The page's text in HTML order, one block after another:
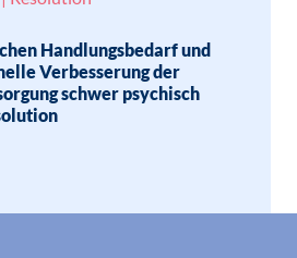
Handlungsbedarf und
Verbesserung der
schwer psychisch